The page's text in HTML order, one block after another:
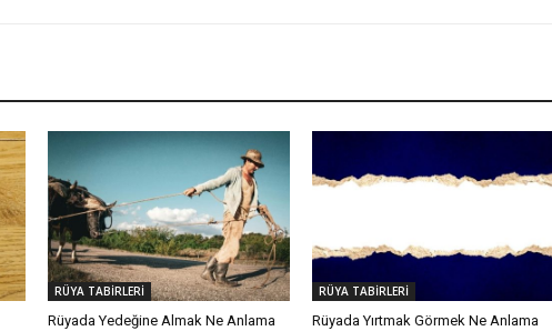
RÜYA TABİRLERİ
Rüyada Yedeğine Almak Ne Anlama
RÜYA TABİRLERİ
Rüyada Yırtmak Görmek Ne Anlama